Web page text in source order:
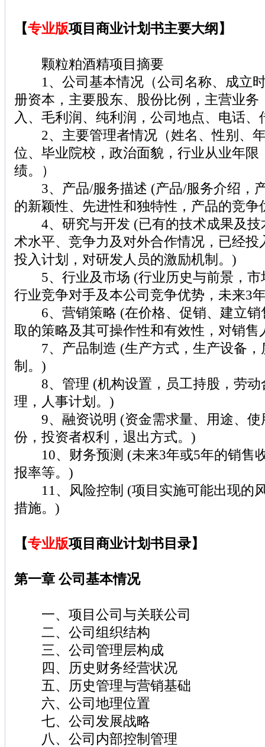
【专业版项目商业计划书主要大纲】
颗粒粕酒精项目摘要
1、公司基本情况（公司名称、成立
册资本，主要股东、股份比例，主营业务
入、毛利润、纯利润，公司地点、电话、
2、主要管理者情况（姓名、性别、年
位、毕业院校，政治面貌，行业从业年限
绩。）
3、产品/服务描述 (产品/服务介绍，
的新颖性、先进性和独特性，产品的竞争
4、研究与开发 (已有的技术成果及技
术水平、竞争力及对外合作情况，已经投
投入计划，对研发人员的激励机制。)
5、行业及市场 (行业历史与前景，市
行业竞争对手及本公司竞争优势，未来3
6、营销策略 (在价格、促销、建立销
取的策略及其可操作性和有效性，对销售
7、产品制造 (生产方式，生产设备，
制。)
8、管理 (机构设置，员工持股，劳动
理，人事计划。)
9、融资说明 (资金需求量、用途、使
份，投资者权利，退出方式。)
10、财务预测 (未来3年或5年的销售
报率等。)
11、风险控制 (项目实施可能出现的
措施。)
【专业版项目商业计划书目录】
第一章 公司基本情况
一、项目公司与关联公司
二、公司组织结构
三、公司管理层构成
四、历史财务经营状况
五、历史管理与营销基础
六、公司地理位置
七、公司发展战略
八、公司内部控制管理